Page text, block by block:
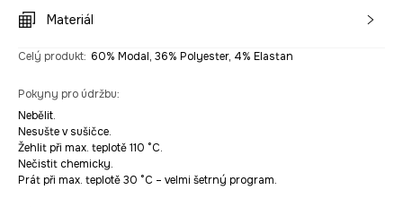
Materiál
Celý produkt: 60% Modal, 36% Polyester, 4% Elastan
Pokyny pro údržbu:
Nebělit.
Nesušte v sušičce.
Žehlit při max. teplotě 110 °C.
Nečistit chemicky.
Prát při max. teplotě 30 °C – velmi šetrný program.